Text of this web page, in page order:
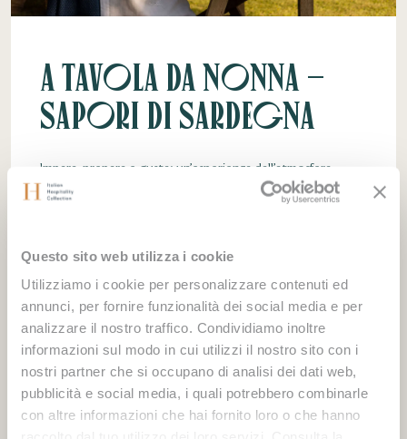
Questo sito web utilizza i cookie
Utilizziamo i cookie per personalizzare contenuti ed
annunci, per fornire funzionalità dei social media e per
analizzare il nostro traffico. Condividiamo inoltre
informazioni sul modo in cui utilizzi il nostro sito con i
nostri partner che si occupano di analisi dei dati web,
pubblicità e social media, i quali potrebbero combinarle
con altre informazioni che hai fornito loro o che hanno
A Tavola da Nonna –
Sapori di Sardegna
Impara, prepara e gusta: un’esperienza dall’atmosfera
casalinga sotto la guida di chef sardi veraci.